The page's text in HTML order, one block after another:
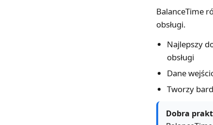
BalanceTime
obsługi.
Najlepszy
obsługi
Dane
Tworzy
Dobra